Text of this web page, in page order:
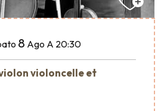
8 Ago A 20:30
violoncelle et